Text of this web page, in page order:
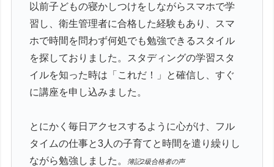
以前子どもの寝かしつけをしながらスマホで学
習し、衛生管理者に合格した経験もあり、スマ
ホで時間を問わず何処でも勉強できるスタイル
を探しておりました。スタディングの学習スタ
イルを知った時は「これだ！」と確信し、すぐ
に講座を申し込みました。
とにかく毎日アクセスするように心がけ、フル
タイムの仕事と3人の子育てと時間を遣り繰りし
ながら勉強しました。
簿記2級合格者の声